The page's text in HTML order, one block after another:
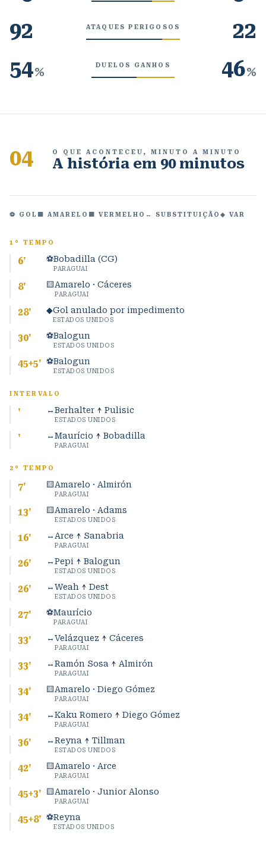
92
ATAQUES PERIGOSOS
22
54% DUELOS GANHOS 46%
04 O QUE ACONTECEU, MINUTO A MINUTO
A história em 90 minutos
⚽ GOL 🟨 AMARELO 🟥 VERMELHO ↔ SUBSTITUIÇÃO ◆ VAR
1º TEMPO
6' ⚽Bobadilla (CG)
PARAGUAI
8' 🟨Amarelo · Cáceres
PARAGUAI
28' ◆Gol anulado por impedimento
ESTADOS UNIDOS
30' ⚽Balogun
ESTADOS UNIDOS
45+5' ⚽Balogun
ESTADOS UNIDOS
INTERVALO
' ↔Berhalter ↑ Pulisic
ESTADOS UNIDOS
' ↔Maurício ↑ Bobadilla
PARAGUAI
2º TEMPO
7' 🟨Amarelo · Almirón
PARAGUAI
13' 🟨Amarelo · Adams
ESTADOS UNIDOS
16' ↔Arce ↑ Sanabria
PARAGUAI
26' ↔Pepi ↑ Balogun
ESTADOS UNIDOS
26' ↔Weah ↑ Dest
ESTADOS UNIDOS
27' ⚽Maurício
PARAGUAI
33' ↔Velázquez ↑ Cáceres
PARAGUAI
33' ↔Ramón Sosa ↑ Almirón
PARAGUAI
34' 🟨Amarelo · Diego Gómez
PARAGUAI
34' ↔Kaku Romero ↑ Diego Gómez
PARAGUAI
36' ↔Reyna ↑ Tillman
ESTADOS UNIDOS
42' 🟨Amarelo · Arce
PARAGUAI
45+3' 🟨Amarelo · Junior Alonso
PARAGUAI
45+8' ⚽Reyna
ESTADOS UNIDOS